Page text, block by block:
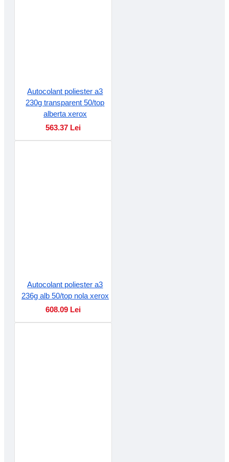
Autocolant poliester a3
230g transparent 50/top
alberta xerox
563.37 Lei
Autocolant poliester a3
236g alb 50/top nola xerox
608.09 Lei